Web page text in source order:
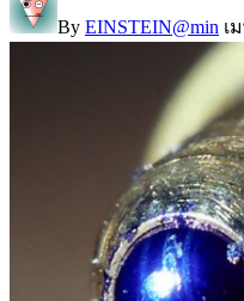
By EINSTEIN@min เ